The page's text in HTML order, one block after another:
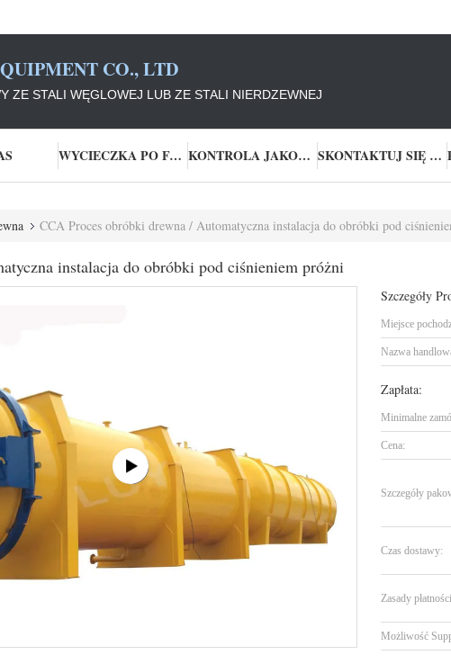
CO., LTD
ZE STALI WĘGLOWEJ LUB ZE STALI NIERDZEWNEJ
WYCIECZKA PO FABRYCE KONTROLA JAKOŚCI SKONTAKTUJ SIĘ Z NAMI
CCA Proces obróbki drewna / Automatyczna instalacja do obróbki pod
instalacja do obróbki pod ciśnieniem próżni
Szczegóły
Miejsce
Nazwa
Zapłata:
Minimalne
Cena:
Szczegóły
Czas dostawy:
Zasady
Możliwość